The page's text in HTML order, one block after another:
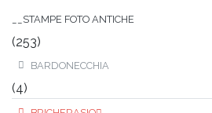
__STAMPE FOTO ANTICHE
(253)
BARDONECCHIA
(4)